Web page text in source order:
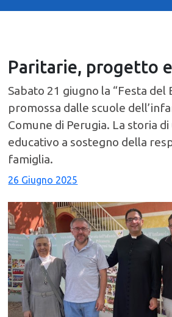
Paritarie, progetto
Sabato 21 giugno la “Festa del
promossa dalle scuole
Comune di Perugia. La storia
educativo a sostegno della
famiglia.
26 Giugno 2025